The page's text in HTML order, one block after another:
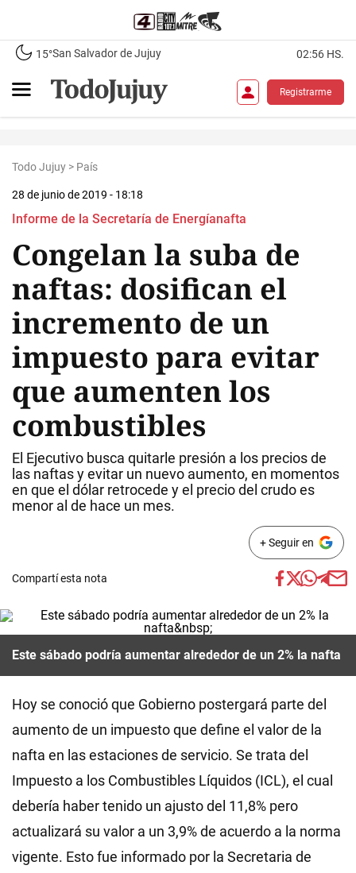
15°San Salvador de Jujuy 02:56 HS.
Registrarme
Todo Jujuy > País
28 de junio de 2019 - 18:18
Informe de la Secretaría de Energíanafta
Congelan la suba de
naftas: dosifican el
incremento de un
impuesto para evitar
que aumenten los
combustibles
El Ejecutivo busca quitarle presión a los precios de
las naftas y evitar un nuevo aumento, en momentos
en que el dólar retrocede y el precio del crudo es
menor al de hace un mes.
+ Seguir en
Compartí esta nota
Este sábado podría aumentar alrededor de un 2% la nafta
Hoy se conoció que Gobierno postergará parte del
aumento de un impuesto que define el valor de la
nafta en las estaciones de servicio. Se trata del
Impuesto a los Combustibles Líquidos (ICL), el cual
debería haber tenido un ajusto del 11,8% pero
actualizará su valor a un 3,9% de acuerdo a la norma
vigente. Esto fue informado por la Secretaria de